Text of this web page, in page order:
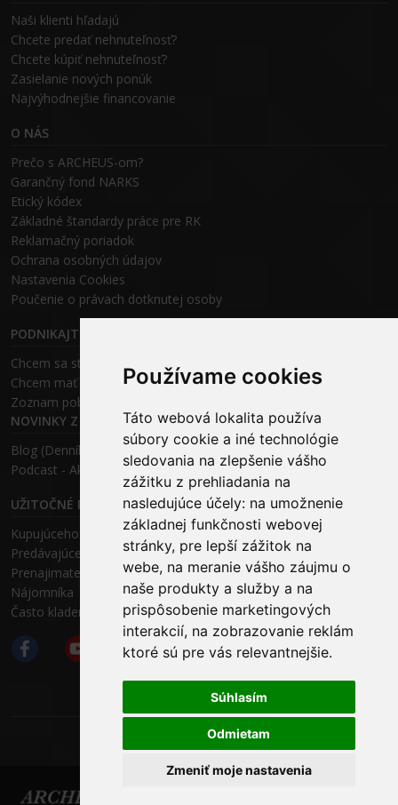
Používame cookies
Táto webová lokalita používa
súbory cookie a iné technológie
sledovania na zlepšenie vášho
zážitku z prehliadania na
nasledujúce účely: na umožnenie
základnej funkčnosti webovej
stránky, pre lepší zážitok na
webe, na meranie vášho záujmu o
naše produkty a služby a na
prispôsobenie marketingových
interakcií, na zobrazovanie reklám
ktoré sú pre vás relevantnejšie.
Súhlasím
Odmietam
Zmeniť moje nastavenia
Naši klienti hľadajú
Chcete predať nehnuteľnosť?
Chcete kúpiť nehnuteľnosť?
Zasielanie nových ponúk
Najvýhodnejšie financovanie
O NÁS
Prečo s ARCHEUS-om?
Garančný fond NARKS
Etický kódex
Základné štandardy práce pre RK
Reklamačný poriadok
Ochrana osobných údajov
Nastavenia Cookies
Poučenie o právach dotknutej osoby
PODNIKAJTE S ARCHEUS-OM
Chcem sa stať realitným odborníkom
Chcem mať vlastnú kanceláriu
Zoznam pobočiek
NOVINKY Z MÉDIÍ
Blog (Denník N a Trend) – R. Štalmach
Podcast - Ako začínal ARCHEUS - R. Štalmach / CEO
UŽITOČNÉ RADY PRE
Kupujúceho
Predávajúceho
Prenajimateľa
Nájomníka
Často kladené otázky FAQ